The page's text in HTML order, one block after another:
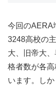
今回のAERA
3248高校の
大、旧帝大
格者数が各
います。し